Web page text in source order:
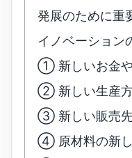
発展のために重
イノベーション
① 新しいお金
② 新しい生産方
③ 新しい販売
④ 原材料の新